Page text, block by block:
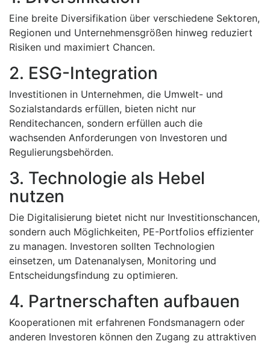
Eine breite Diversifikation über verschiedene Sektoren,
Regionen und Unternehmensgrößen hinweg reduziert
Risiken und maximiert Chancen.
2. ESG-Integration
Investitionen in Unternehmen, die Umwelt- und
Sozialstandards erfüllen, bieten nicht nur
Renditechancen, sondern erfüllen auch die
wachsenden Anforderungen von Investoren und
Regulierungsbehörden.
3. Technologie als Hebel
nutzen
Die Digitalisierung bietet nicht nur Investitionschancen,
sondern auch Möglichkeiten, PE-Portfolios effizienter
zu managen. Investoren sollten Technologien
einsetzen, um Datenanalysen, Monitoring und
Entscheidungsfindung zu optimieren.
4. Partnerschaften aufbauen
Kooperationen mit erfahrenen Fondsmanagern oder
anderen Investoren können den Zugang zu attraktiven